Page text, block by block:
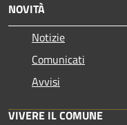
NOVITÀ
Notizie
Comunicati
Avvisi
VIVERE IL COMUNE